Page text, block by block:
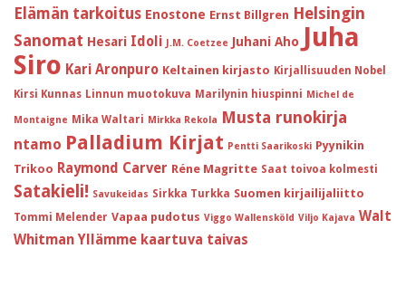
Elämän tarkoitus Enostone Ernst Billgren Helsingin
Sanomat Hesari Idoli J.M. Coetzee Juhani Aho Juha
Siro Kari Aronpuro Keltainen kirjasto Kirjallisuuden Nobel
Kirsi Kunnas Linnun muotokuva Marilynin hiuspinni Michel de
Montaigne Mika Waltari Mirkka Rekola Musta runokirja
ntamo Palladium Kirjat Pentti Saarikoski Pyynikin
Trikoo Raymond Carver Réne Magritte Saat toivoa kolmesti
Satakieli! Savukeidas Sirkka Turkka Suomen kirjailijaliitto
Tommi Melender Vapaa pudotus Viggo Wallensköld Viljo Kajava Walt
Whitman Yllämme kaartuva taivas